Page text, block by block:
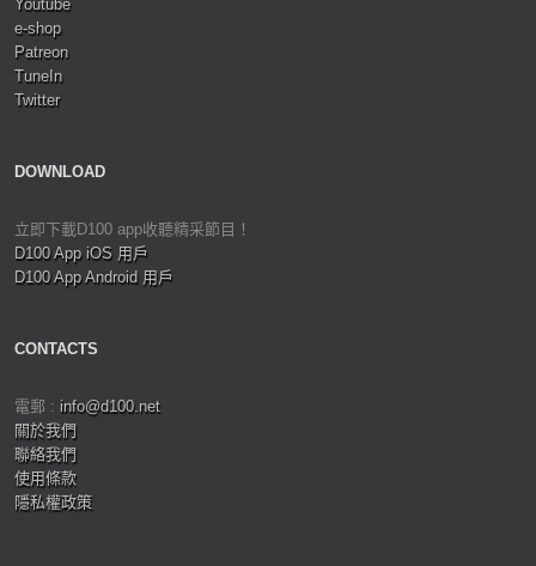
Youtube
e-shop
Patreon
TuneIn
Twitter
DOWNLOAD
立即下載D100 app收聽精采節目！
D100 App iOS 用戶
D100 App Android 用戶
CONTACTS
電郵 : info@d100.net
關於我們
聯絡我們
使用條款
隱私權政策